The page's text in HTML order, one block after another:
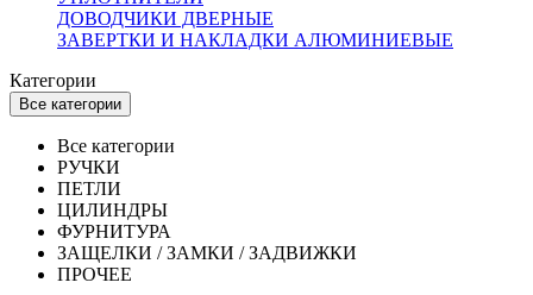
ДОВОДЧИКИ ДВЕРНЫЕ
ЗАВЕРТКИ И НАКЛАДКИ АЛЮМИНИЕВЫЕ
Категории
Все категории
Все категории
РУЧКИ
ПЕТЛИ
ЦИЛИНДРЫ
ФУРНИТУРА
ЗАЩЕЛКИ / ЗАМКИ / ЗАДВИЖКИ
ПРОЧЕЕ